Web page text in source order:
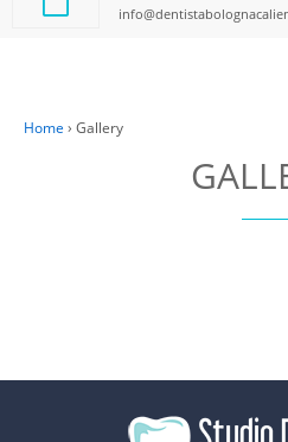
Home › Gallery